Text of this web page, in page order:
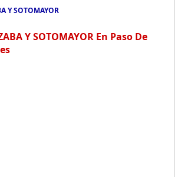
Y SOTOMAYOR
Y SOTOMAYOR En Paso De